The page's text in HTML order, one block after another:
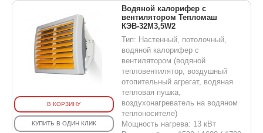
В КОРЗИНУ
КУПИТЬ В ОДИН КЛИК
Водяной калорифер с
вентилятором Тепломаш
КЭВ-32M3,5W2
Тип: Настенный, потолочный,
водяной калорифер с
вентилятором (водяной
тепловентилятор, воздушный
отопительный агрегат, водяная
тепловая пушка,
воздухонагреватель на водяном
теплоносителе)
Мощность нагрева: 13 кВт